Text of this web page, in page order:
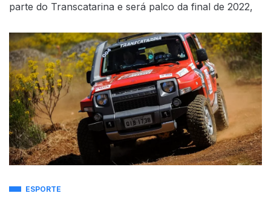
parte do Transcatarina e será palco da final de 2022,
ESPORTE